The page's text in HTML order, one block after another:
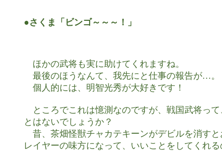
●さくま「ビンゴ～～～！」
ほかの武将も実に助けてくれますね。
最後のほうなんて、我先にと仕事の報告が…。
個人的には、明智光秀が大好きです！
ところでこれは憶測なのですが、戦国武将っ
とはないでしょうか？
昔、茶畑怪獣チャカテキーンがデビルを消す
レイヤーの味方になって、いいことをしてくれ